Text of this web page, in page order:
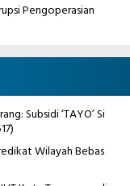
Pengoperasian
Subsidi ‘TAYO’ Si
Wilayah Bebas